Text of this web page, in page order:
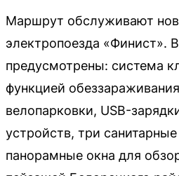
Маршрут обслуживают
электропоезда «Финист».
предусмотрены: система
функцией
велопарковки, USB-
устройств, три
панорамные окна для